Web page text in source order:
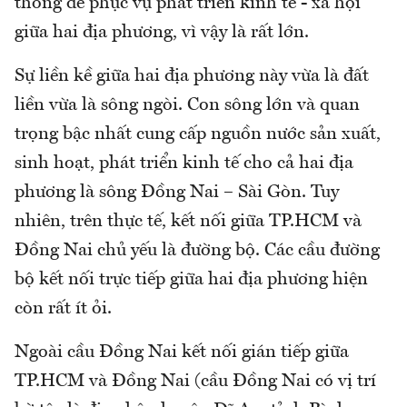
giữa hai địa phương, vì vậy là rất lớn.
Sự liền kề giữa hai địa phương này vừa là đất
liền vừa là sông ngòi. Con sông lớn và quan
trọng bậc nhất cung cấp nguồn nước sản xuất,
sinh hoạt, phát triển kinh tế cho cả hai địa
phương là sông Đồng Nai – Sài Gòn. Tuy
nhiên, trên thực tế, kết nối giữa TP.HCM và
Đồng Nai chủ yếu là đường bộ. Các cầu đường
bộ kết nối trực tiếp giữa hai địa phương hiện
còn rất ít ỏi.
Ngoài cầu Đồng Nai kết nối gián tiếp giữa
TP.HCM và Đồng Nai (cầu Đồng Nai có vị trí